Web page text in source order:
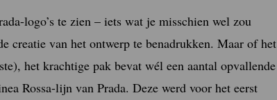
logo’s te zien – iets wat je misschien wel zou
creatie van het ontwerp te benadrukken. Maar of het
het krachtige pak bevat wél een aantal opvallende
Rossa-lijn van Prada. Deze werd voor het eerst